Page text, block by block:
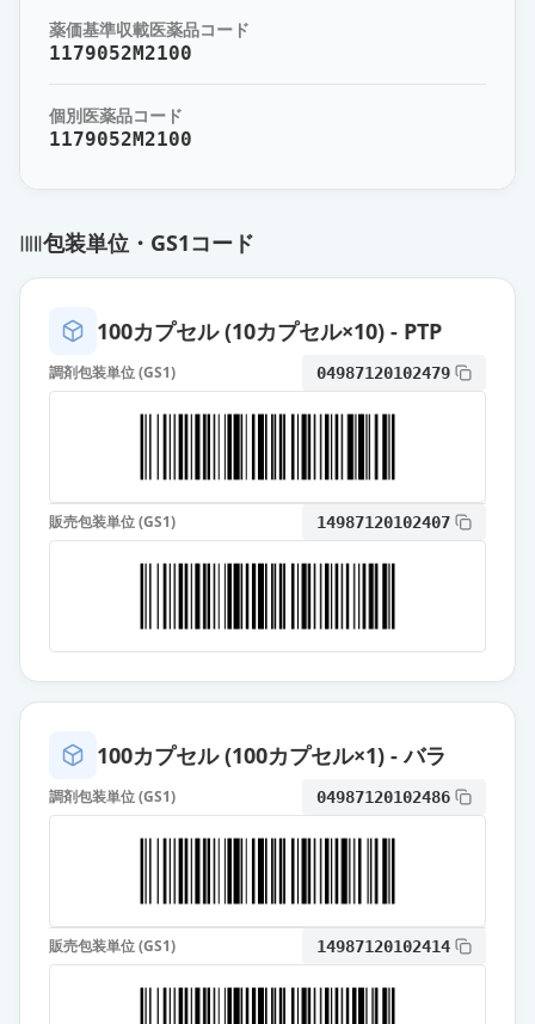
薬価 30.50 円
デュロキセチンカプセル30mg「サ
ワイ」
薬価 30.50 円
ーハラ」
デュロキセチン錠30mg「ケミフ
ァ」
薬価 30.50 円
通常出荷
30mg「JG」
薬価 30.50 円
通常出荷
30.50 円
薬価 30.50 円
デュロキセチンカプセル30mg「フ
ェルゼン」
通常出荷
デュロキセチンカプセル30mg「ニ
プロ」
30.50 円
通常出荷
薬価基準収載医薬品コード
1179052M2100
個別医薬品コード
1179052M2100
包装単位・GS1コード
100カプセル (10カプセル×10) - PTP
調剤包装単位 (GS1) 04987120102479
販売包装単位 (GS1) 14987120102407
100カプセル (100カプセル×1) - バラ
調剤包装単位 (GS1) 04987120102486
販売包装単位 (GS1) 14987120102414